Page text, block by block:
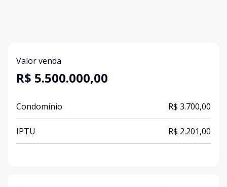
Valor venda
R$ 5.500.000,00
Condomínio R$ 3.700,00
IPTU R$ 2.201,00